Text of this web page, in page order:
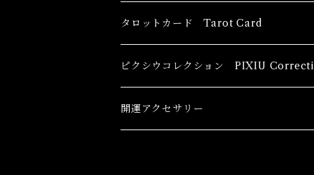
恋愛運
健康運 Health
金運 Money
香油 Oils
恋愛 Love
金運 Money
キャンドル Candles
恋愛 Love
線香 Stick Incense
タロットカード Tarot Card
初心者向け For The Beginners
中級者向け
ピクシウコレクション PIXIU
開運アクセサリー